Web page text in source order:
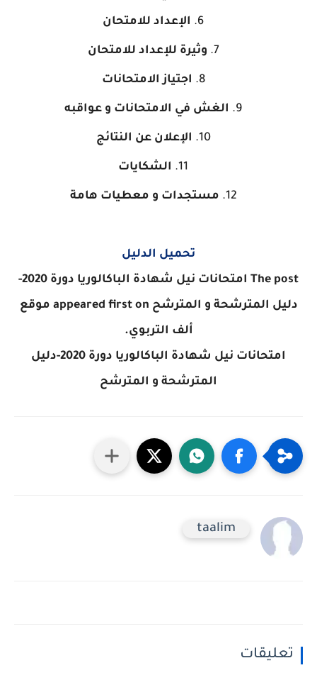
الإعداد للامتحان
وثيرة للإعداد للامتحان
اجتياز الامتحانات
الغش في الامتحانات و عواقبه
الإعلان عن النتائج
الشكايات
مستجدات و معطيات هامة
تحميل الدليل
The post امتحانات نيل شهادة الباكالوريا دورة 2020-
دليل المترشحة و المترشح appeared first on موقع
ألف التربوي.
امتحانات نيل شهادة الباكالوريا دورة 2020-دليل
المترشحة و المترشح
taalim
تعليقات